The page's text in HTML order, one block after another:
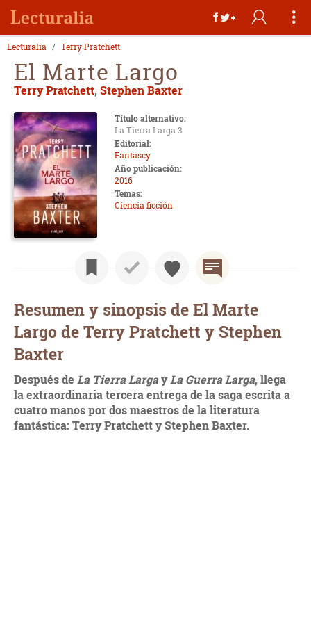
Lecturalia Terry Pratchett
El Marte Largo
Terry Pratchett, Stephen Baxter
Título alternativo:
La Tierra Larga 3
Editorial:
Fantascy
Año publicación:
2016
Temas:
Ciencia ficción
Resumen y sinopsis de El Marte
Largo de Terry Pratchett y Stephen
Baxter
Después de La Tierra LargayLa Guerra Larga, llega
la extraordinaria tercera entrega de la saga escrita a
cuatro manos por dos maestros de la literatura
fantástica: Terry Pratchett y Stephen Baxter.